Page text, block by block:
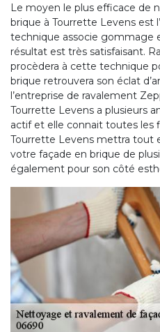
Le moyen le plus efficace de
brique à Tourrette Levens est
technique associe gommage
résultat est très satisfaisant.
procèdera à cette technique
brique retrouvera son éclat
l’entreprise de ravalement
Tourrette Levens a plusieurs
actif et elle connait toutes les
Tourrette Levens mettra tout
votre façade en brique de
également pour son côté